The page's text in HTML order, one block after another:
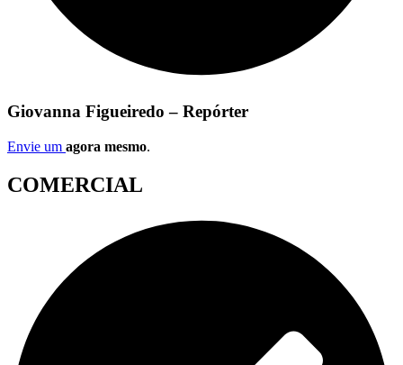
Giovanna Figueiredo – Repórter
Envie um agora mesmo.
COMERCIAL